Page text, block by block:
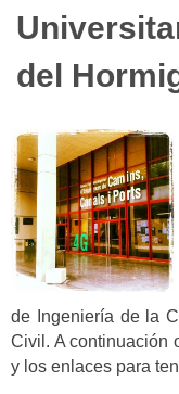
del
de Ingeniería de la
Civil. A continuación
y los enlaces para